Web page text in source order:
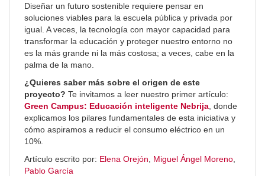
Diseñar un futuro sostenible requiere pensar en
soluciones viables para la escuela pública y privada por
igual. A veces, la tecnología con mayor capacidad para
transformar la educación y proteger nuestro entorno no
es la más grande ni la más costosa; a veces, cabe en la
palma de la mano.
¿Quieres saber más sobre el origen de este
proyecto? Te invitamos a leer nuestro primer artículo:
Green Campus: Educación inteligente Nebrija , donde
explicamos los pilares fundamentales de esta iniciativa y
cómo aspiramos a reducir el consumo eléctrico en un
10%.
Artículo escrito por: Elena Orejón Miguel Ángel Moreno
Pablo García